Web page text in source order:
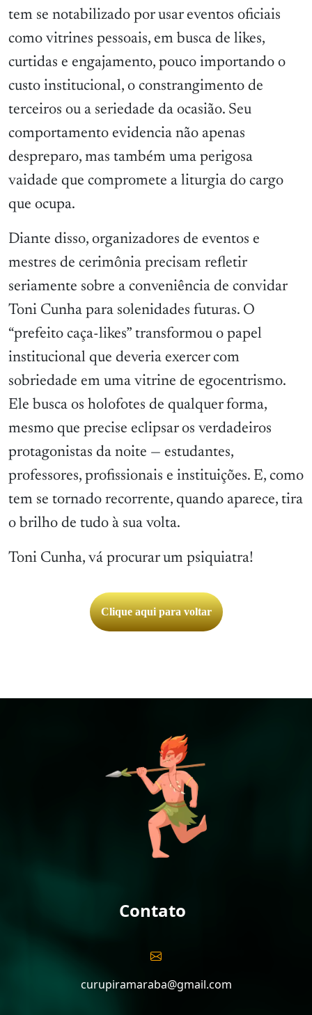
tem se notabilizado por usar eventos oficiais
como vitrines pessoais, em busca de likes,
curtidas e engajamento, pouco importando o
custo institucional, o constrangimento de
terceiros ou a seriedade da ocasião. Seu
comportamento evidencia não apenas
despreparo, mas também uma perigosa
vaidade que compromete a liturgia do cargo
que ocupa.
Diante disso, organizadores de eventos e
mestres de cerimônia precisam refletir
seriamente sobre a conveniência de convidar
Toni Cunha para solenidades futuras. O
“prefeito caça-likes” transformou o papel
institucional que deveria exercer com
sobriedade em uma vitrine de egocentrismo.
Ele busca os holofotes de qualquer forma,
mesmo que precise eclipsar os verdadeiros
protagonistas da noite — estudantes,
professores, profissionais e instituições. E, como
tem se tornado recorrente, quando aparece, tira
o brilho de tudo à sua volta.
Toni Cunha, vá procurar um psiquiatra!
Clique aqui para voltar
Contato
curupiramaraba@gmail.com